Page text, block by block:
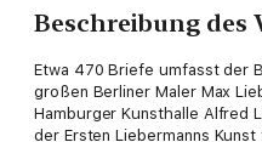
Beschreibung des
Etwa 470 Briefe umfasst der
großen Berliner Maler Max
Hamburger Kunsthalle Alfred
der Ersten Liebermanns